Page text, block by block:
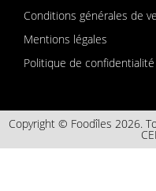
Conditions générales de
Mentions légales
Politique de confidentialité
Copyright © Foodîles 2026.